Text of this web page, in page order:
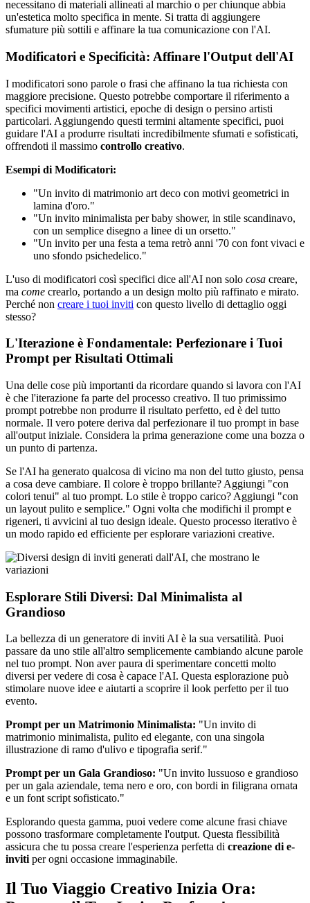
necessitano di materiali allineati al marchio o per chiunque abbia
un'estetica molto specifica in mente. Si tratta di aggiungere
sfumature più sottili e affinare la tua comunicazione con l'AI.
Modificatori e Specificità: Affinare l'Output dell'AI
I modificatori sono parole o frasi che affinano la tua richiesta con
maggiore precisione. Questo potrebbe comportare il riferimento a
specifici movimenti artistici, epoche di design o persino artisti
particolari. Aggiungendo questi termini altamente specifici, puoi
guidare l'AI a produrre risultati incredibilmente sfumati e sofisticati,
offrendoti il massimo controllo creativo.
Esempi di Modificatori:
"Un invito di matrimonio art deco con motivi geometrici in
lamina d'oro."
"Un invito minimalista per baby shower, in stile scandinavo,
con un semplice disegno a linee di un orsetto."
"Un invito per una festa a tema retrò anni '70 con font vivaci e
uno sfondo psichedelico."
L'uso di modificatori così specifici dice all'AI non solo cosa creare,
ma come crearlo, portando a un design molto più raffinato e mirato.
Perché non creare i tuoi inviti con questo livello di dettaglio oggi
stesso?
L'Iterazione è Fondamentale: Perfezionare i Tuoi
Prompt per Risultati Ottimali
Una delle cose più importanti da ricordare quando si lavora con l'AI
è che l'iterazione fa parte del processo creativo. Il tuo primissimo
prompt potrebbe non produrre il risultato perfetto, ed è del tutto
normale. Il vero potere deriva dal perfezionare il tuo prompt in base
all'output iniziale. Considera la prima generazione come una bozza o
un punto di partenza.
Se l'AI ha generato qualcosa di vicino ma non del tutto giusto, pensa
a cosa deve cambiare. Il colore è troppo brillante? Aggiungi "con
colori tenui" al tuo prompt. Lo stile è troppo carico? Aggiungi "con
un layout pulito e semplice." Ogni volta che modifichi il prompt e
rigeneri, ti avvicini al tuo design ideale. Questo processo iterativo è
un modo rapido ed efficiente per esplorare variazioni creative.
Esplorare Stili Diversi: Dal Minimalista al
Grandioso
La bellezza di un generatore di inviti AI è la sua versatilità. Puoi
passare da uno stile all'altro semplicemente cambiando alcune parole
nel tuo prompt. Non aver paura di sperimentare concetti molto
diversi per vedere di cosa è capace l'AI. Questa esplorazione può
stimolare nuove idee e aiutarti a scoprire il look perfetto per il tuo
evento.
Prompt per un Matrimonio Minimalista: "Un invito di
matrimonio minimalista, pulito ed elegante, con una singola
illustrazione di ramo d'ulivo e tipografia serif."
Prompt per un Gala Grandioso: "Un invito lussuoso e grandioso
per un gala aziendale, tema nero e oro, con bordi in filigrana ornata
e un font script sofisticato."
Esplorando questa gamma, puoi vedere come alcune frasi chiave
possono trasformare completamente l'output. Questa flessibilità
assicura che tu possa creare l'esperienza perfetta di creazione di e-
inviti per ogni occasione immaginabile.
Il Tuo Viaggio Creativo Inizia Ora: